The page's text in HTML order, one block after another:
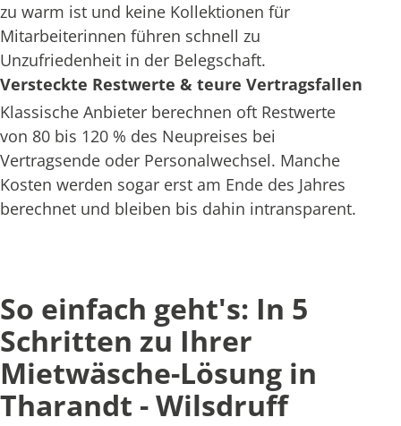
zu warm ist und keine Kollektionen für
Mitarbeiterinnen führen schnell zu
Unzufriedenheit in der Belegschaft.
Versteckte Restwerte & teure Vertragsfallen
Klassische Anbieter berechnen oft Restwerte
von 80 bis 120 % des Neupreises bei
Vertragsende oder Personalwechsel. Manche
Kosten werden sogar erst am Ende des Jahres
berechnet und bleiben bis dahin intransparent.
So einfach geht's: In 5
Schritten zu Ihrer
Mietwäsche-Lösung in
Tharandt - Wilsdruff